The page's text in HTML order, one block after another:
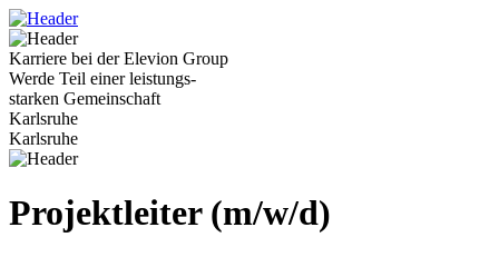
Karriere bei der Elevion Group
Werde Teil einer leistungs-
starken Gemeinschaft
Karlsruhe
Karlsruhe
Projektleiter (m/w/d)